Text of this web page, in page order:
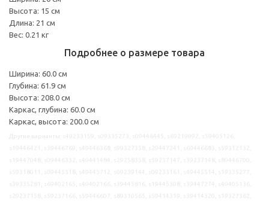
Высота: 15 см
Длина: 21 см
Вес: 0.21 кг
Подробнее о размере товара
Ширина: 60.0 см
Глубина: 61.9 см
Высота: 208.0 см
Каркас, глубина: 60.0 см
Каркас, высота: 200.0 см